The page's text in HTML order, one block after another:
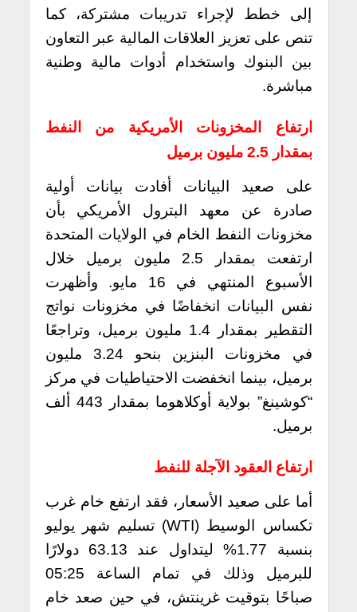
إلى خطط لإجراء تدريبات مشتركة، كما
تنص على تعزيز العلاقات المالية عبر التعاون
بين البنوك واستخدام أدوات مالية وطنية
مباشرة.
ارتفاع المخزونات الأمريكية من النفط
بمقدار 2.5 مليون برميل
على صعيد البيانات أفادت بيانات أولية
صادرة عن معهد البترول الأمريكي بأن
مخزونات النفط الخام في الولايات المتحدة
ارتفعت بمقدار 2.5 مليون برميل خلال
الأسبوع المنتهي في 16 مايو. وأظهرت
نفس البيانات انخفاضًا في مخزونات نواتج
التقطير بمقدار 1.4 مليون برميل، وتراجعًا
في مخزونات البنزين بنحو 3.24 مليون
برميل، بينما انخفضت الاحتياطيات في مركز
“كوشينغ” بولاية أوكلاهوما بمقدار 443 ألف
برميل.
ارتفاع العقود الآجلة للنفط
أما على صعيد الأسعار، فقد ارتفع خام غرب
تكساس الوسيط (WTI) تسليم شهر يوليو
بنسبة 1.77% ليتداول عند 63.13 دولارًا
للبرميل وذلك في تمام الساعة 05:25
صباحًا بتوقيت غرينتش، في حين صعد خام